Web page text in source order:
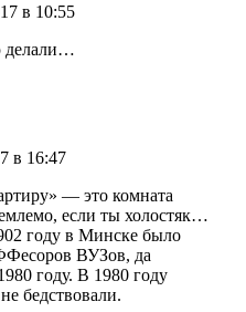
в 10:55
делали…
в 16:47
— это комната
если ты холостяк…
году в Минске было
ВУЗов, да
году. В 1980 году
бедствовали.